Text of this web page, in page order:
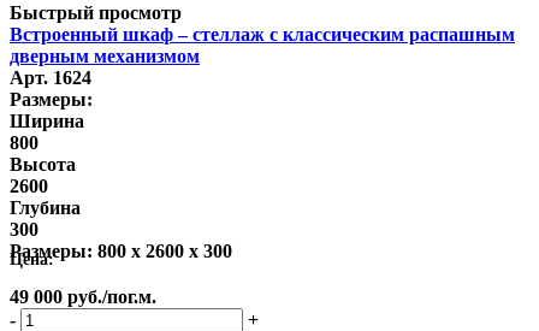
Быстрый просмотр
Встроенный шкаф – стеллаж с классическим распашным
дверным механизмом
Арт. 1624
Размеры:
Ширина
800
Высота
2600
Глубина
300
Размеры: 800 x 2600 x 300
Цена:
49 000 руб./пог.м.
-
+